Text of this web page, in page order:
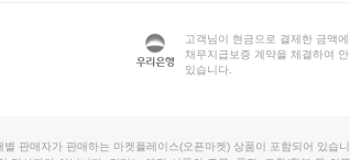
고객님이 현금으로 결제한 금액
채무지급보증 계약을 체결하여
있습니다.
판매자가 판매하는 마켓플레이스(오픈마켓) 상품이 포함되어 있습니